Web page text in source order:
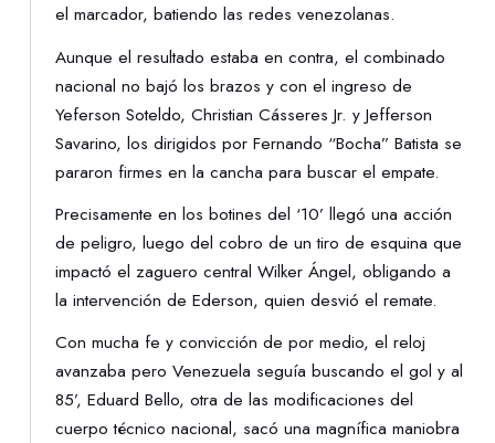
el marcador, batiendo las redes venezolanas.
Aunque el resultado estaba en contra, el combinado
nacional no bajó los brazos y con el ingreso de
Yeferson Soteldo, Christian Cásseres Jr. y Jefferson
Savarino, los dirigidos por Fernando “Bocha” Batista se
pararon firmes en la cancha para buscar el empate.
Precisamente en los botines del ‘10’ llegó una acción
de peligro, luego del cobro de un tiro de esquina que
impactó el zaguero central Wilker Ángel, obligando a
la intervención de Ederson, quien desvió el remate.
Con mucha fe y convicción de por medio, el reloj
avanzaba pero Venezuela seguía buscando el gol y al
85’, Eduard Bello, otra de las modificaciones del
cuerpo técnico nacional, sacó una magnífica maniobra